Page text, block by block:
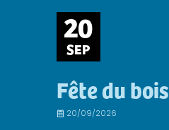
20
SEP
Fête du bois
20/09/2026